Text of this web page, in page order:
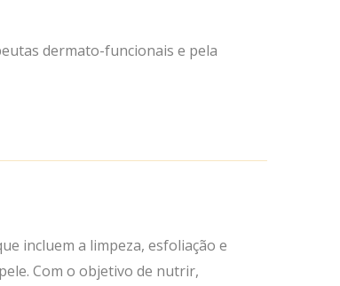
dermato-funcionais e pela
incluem a limpeza, esfoliação e
Com o objetivo de nutrir,